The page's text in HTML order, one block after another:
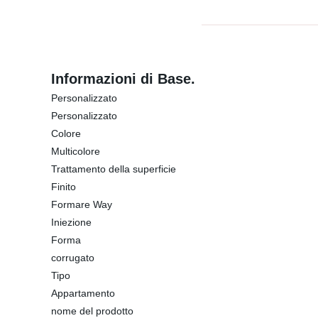
Informazioni di Base.
Personalizzato
Personalizzato
Colore
Multicolore
Trattamento della superficie
Finito
Formare Way
Iniezione
Forma
corrugato
Tipo
Appartamento
nome del prodotto